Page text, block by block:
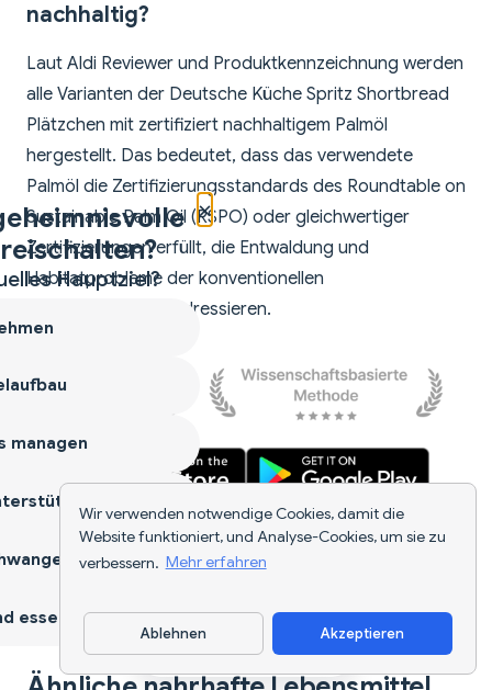
Wir verwenden notwendige Cookies, damit die
Website funktioniert, und Analyse-Cookies, um sie zu
verbessern. Mehr erfahren
Ablehnen Akzeptieren
nachhaltig?
Laut Aldi Reviewer und Produktkennzeichnung werden
alle Varianten der Deutsche Küche Spritz Shortbread
Plätzchen mit zertifiziert nachhaltigem Palmöl
hergestellt. Das bedeutet, dass das verwendete
Palmöl die Zertifizierungsstandards des Roundtable on
Sustainable Palm Oil (RSPO) oder gleichwertiger
Zertifizierungen erfüllt, die Entwaldung und
Habitatprobleme der konventionellen
Palmölproduktion adressieren.
App herunterladen
×
Hauptziel?
managen
essen